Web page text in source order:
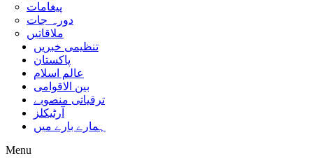
پیغامات
دورہ جات
ملاقاتیں
تنظیمی خبریں
پاکستان
عالم اسلام
بین الاقوامی
ترقیاتی منصوبے
آرٹیکلز
ہمارے بارے میں
Menu